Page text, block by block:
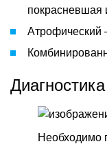
покрасневшая
Атрофический
Диагностика
Необходимо